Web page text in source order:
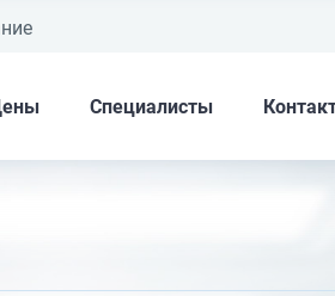
Специалисты